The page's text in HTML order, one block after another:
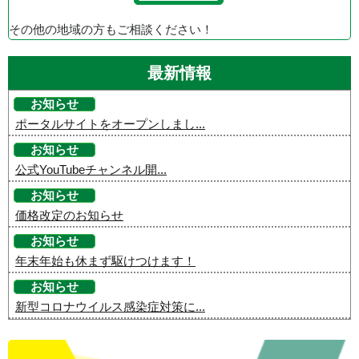
その他の地域の方もご相談ください！
最新情報
お知らせ
ポータルサイトをオープンしまし...
お知らせ
公式YouTubeチャンネル開...
お知らせ
価格改定のお知らせ
お知らせ
年末年始も休まず駆けつけます！
お知らせ
新型コロナウイルス感染症対策に...